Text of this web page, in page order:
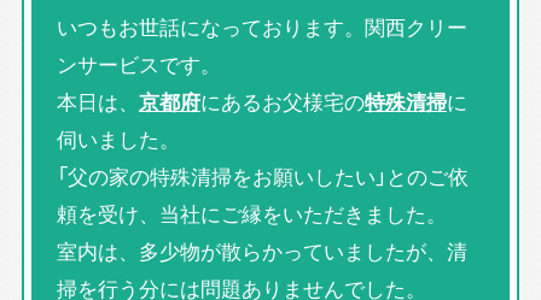
いつもお世話になっております。関西クリー
ンサービスです。
本日は、 京都府にあるお父様宅の特殊清掃に
伺いました。
「父の家の特殊清掃をお願いしたい」とのご依
頼を受け、当社にご縁をいただきました。
室内は、多少物が散らかっていましたが、清
掃を行う分には問題ありませんでした。